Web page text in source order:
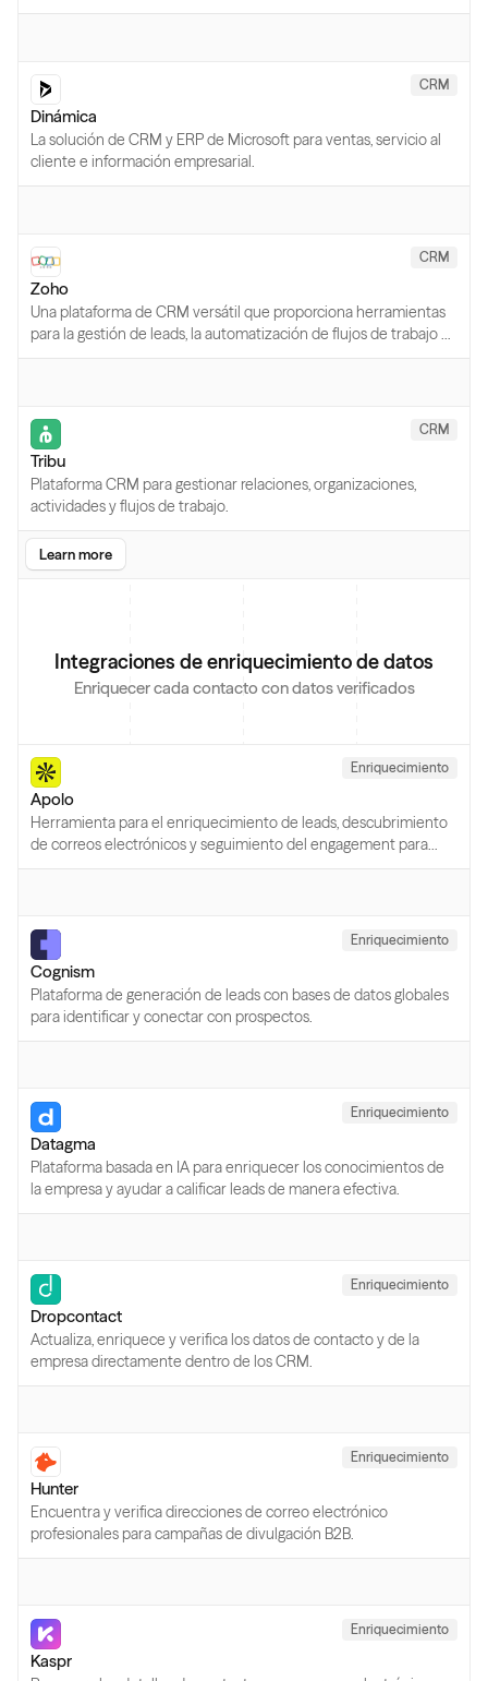
CRM
Dinámica
La solución de CRM y ERP de Microsoft para ventas, servicio al
cliente e información empresarial.
CRM
Zoho
Una plataforma de CRM versátil que proporciona herramientas
para la gestión de leads, la automatización de flujos de trabajo y
análisis.
CRM
Tribu
Plataforma CRM para gestionar relaciones, organizaciones,
actividades y flujos de trabajo.
Learn more
Integraciones de enriquecimiento de datos
Enriquecer cada contacto con datos verificados
Enriquecimiento
Apolo
Herramienta para el enriquecimiento de leads, descubrimiento
de correos electrónicos y seguimiento del engagement para
mejorar el alcance.
Enriquecimiento
Cognism
Plataforma de generación de leads con bases de datos globales
para identificar y conectar con prospectos.
Enriquecimiento
Datagma
Plataforma basada en IA para enriquecer los conocimientos de
la empresa y ayudar a calificar leads de manera efectiva.
Enriquecimiento
Dropcontact
Actualiza, enriquece y verifica los datos de contacto y de la
empresa directamente dentro de los CRM.
Enriquecimiento
Hunter
Encuentra y verifica direcciones de correo electrónico
profesionales para campañas de divulgación B2B.
Enriquecimiento
Kaspr